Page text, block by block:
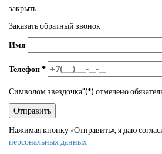
закрыть
Заказать обратный звонок
Имя
Телефон *
Символом звездочка"(*) отмечено
Нажимая кнопку «Отправить», я даю
персональных данных